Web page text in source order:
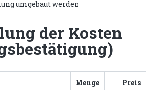
umgebaut werden
der Kosten
Menge Preis